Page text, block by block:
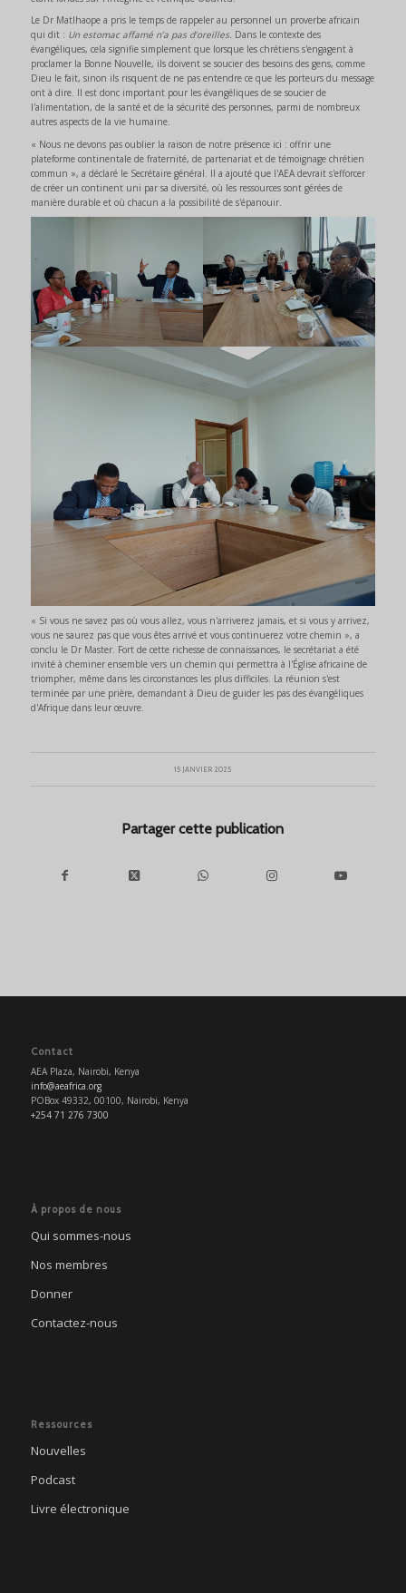
Le Dr Matlhaope a pris le temps de rappeler au personnel un proverbe africain
qui dit : Un estomac affamé n’a pas d’oreilles. Dans le contexte des
évangéliques, cela signifie simplement que lorsque les chrétiens s'engagent à
proclamer la Bonne Nouvelle, ils doivent se soucier des besoins des gens, comme
Dieu le fait, sinon ils risquent de ne pas entendre ce que les porteurs du message
ont à dire. Il est donc important pour les évangéliques de se soucier de
l'alimentation, de la santé et de la sécurité des personnes, parmi de nombreux
autres aspects de la vie humaine.
« Nous ne devons pas oublier la raison de notre présence ici : offrir une
plateforme continentale de fraternité, de partenariat et de témoignage chrétien
commun », a déclaré le Secrétaire général. Il a ajouté que l'AEA devrait s'efforcer
de créer un continent uni par sa diversité, où les ressources sont gérées de
manière durable et où chacun a la possibilité de s'épanouir.
« Si vous ne savez pas où vous allez, vous n'arriverez jamais, et si vous y arrivez,
vous ne saurez pas que vous êtes arrivé et vous continuerez votre chemin », a
conclu le Dr Master. Fort de cette richesse de connaissances, le secrétariat a été
invité à cheminer ensemble vers un chemin qui permettra à l'Église africaine de
triompher, même dans les circonstances les plus difficiles. La réunion s'est
terminée par une prière, demandant à Dieu de guider les pas des évangéliques
d'Afrique dans leur œuvre.
15 JANVIER 2025
Partager cette publication
Contact
AEA Plaza, Nairobi, Kenya
info@aeafrica.org
POBox 49332, 00100, Nairobi, Kenya
+254 71 276 7300
À propos de nous
Qui sommes-nous
Nos membres
Donner
Contactez-nous
Ressources
Nouvelles
Podcast
Livre électronique